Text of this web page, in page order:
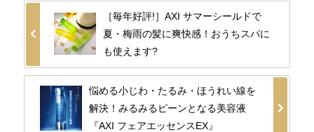
［毎年好評!］AXI サマーシールドで
夏・梅雨の髪に爽快感！おうちスパに
も使えます?
悩める小じわ・たるみ・ほうれい線を
解決！みるみるピーンとなる美容液
『AXI フェアエッセンスEX』